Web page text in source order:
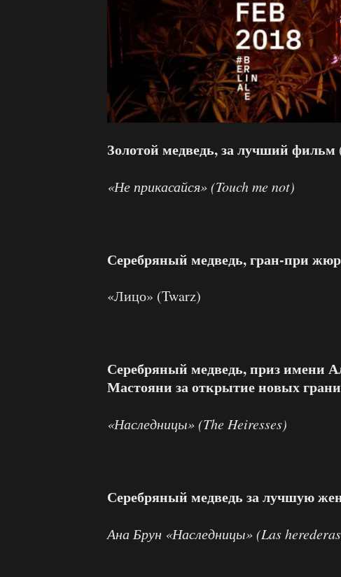
Золотой медведь, за лучший фильм
«Не прикасайся» (Touchmenot)
Серебряный медведь, гран-при
«Лицо» (Twarz)
Серебряный медведь, приз имени
Мастояни за открытие новых
«Наследницы» (The Heiresses)
Серебряный медведь за лучшую
Ана Брун «Наследницы» (Las